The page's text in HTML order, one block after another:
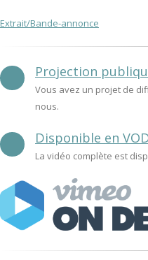
Extrait/Bande-annonce
Projection
Vous avez un projet de
nous.
Disponible en
La vidéo complète est